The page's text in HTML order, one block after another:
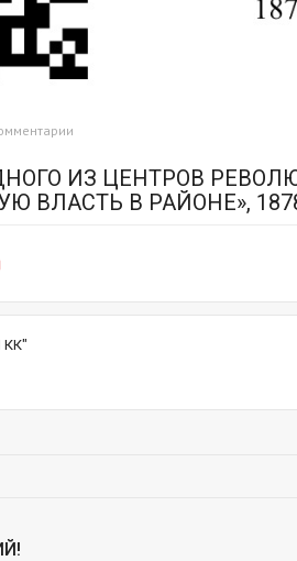
ИЗ ЦЕНТРОВ
ВЛАСТЬ В РАЙОНЕ»,
КК"